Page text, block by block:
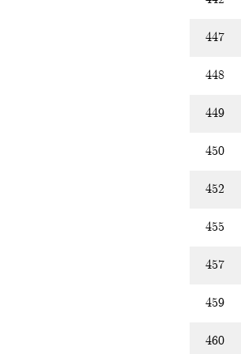
447
448
449
450
452
455
457
459
460